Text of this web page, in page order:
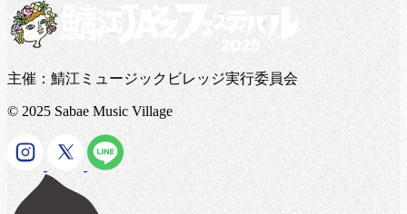
主催：鯖江ミュージックビレッジ実行委員会
© 2025 Sabae Music Village